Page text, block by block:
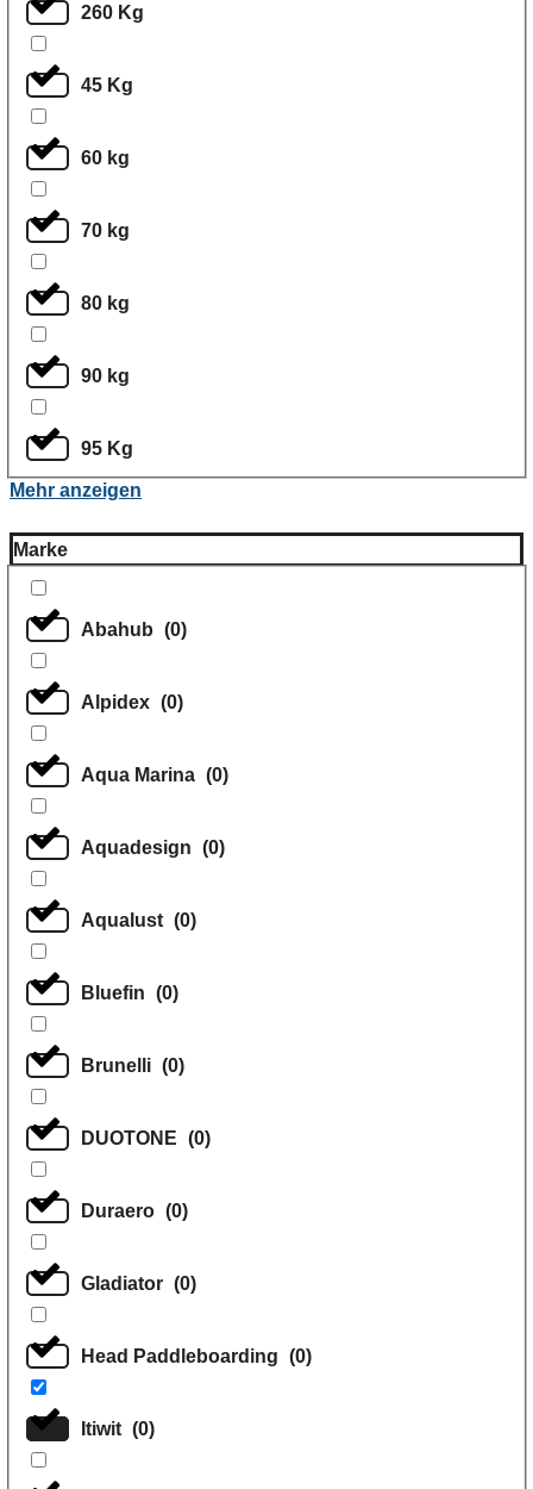
260 Kg
45 Kg
60 kg
70 kg
80 kg
90 kg
95 Kg
Mehr anzeigen
Marke
Abahub (0)
Alpidex (0)
Aqua Marina (0)
Aquadesign (0)
Aqualust (0)
Bluefin (0)
Brunelli (0)
DUOTONE (0)
Duraero (0)
Gladiator (0)
Head Paddleboarding (0)
Itiwit (0)